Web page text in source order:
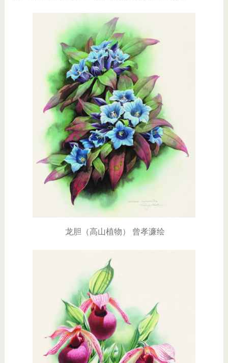
龙胆（高山植物） 曾孝濂绘